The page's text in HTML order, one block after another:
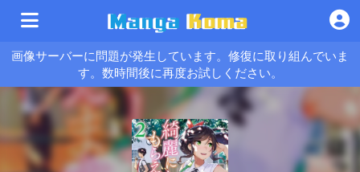
画像サーバーに問題が発生しています。修復に取り組んでいま
す。数時間後に再度お試しください。